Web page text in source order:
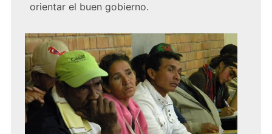
orientar el buen gobierno.